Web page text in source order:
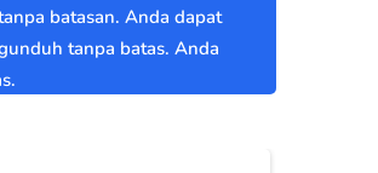
batasan. Anda dapat
tanpa batas. Anda